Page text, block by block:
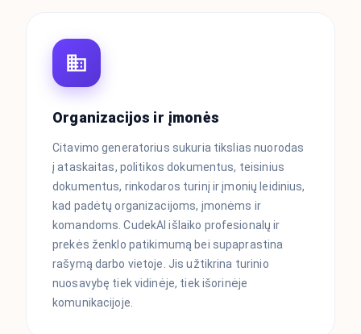
Organizacijos ir įmonės
Citavimo generatorius sukuria tikslias nuorodas
į ataskaitas, politikos dokumentus, teisinius
dokumentus, rinkodaros turinį ir įmonių leidinius,
kad padėtų organizacijoms, įmonėms ir
komandoms. CudekAI išlaiko profesionalų ir
prekės ženklo patikimumą bei supaprastina
rašymą darbo vietoje. Jis užtikrina turinio
nuosavybę tiek vidinėje, tiek išorinėje
komunikacijoje.